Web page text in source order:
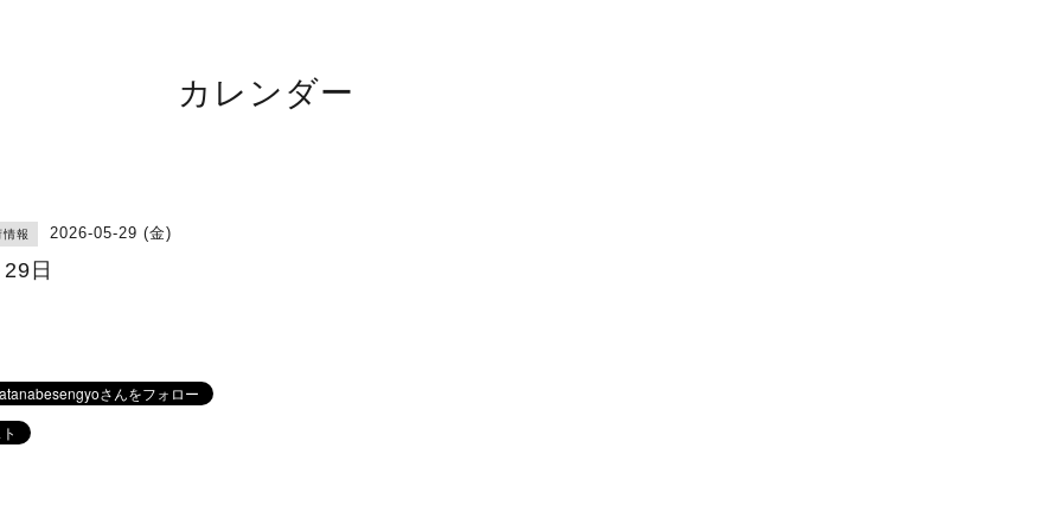
カレンダー
情報 2026-05-29 (金)
日